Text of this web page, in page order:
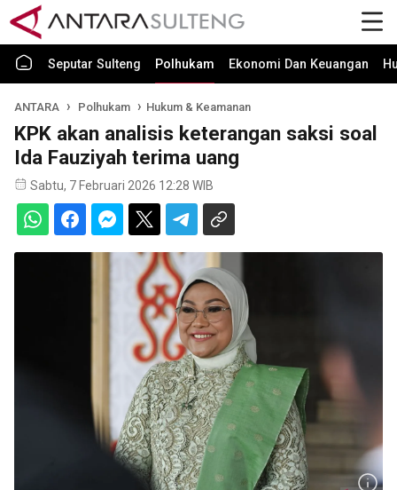
Seputar Sulteng Polhukam Ekonomi Dan Keuangan
ANTARA Polhukam Hukum & Keamanan
KPK akan analisis keterangan saksi soal
Ida Fauziyah terima uang
Sabtu, 7 Februari 2026 12:28 WIB